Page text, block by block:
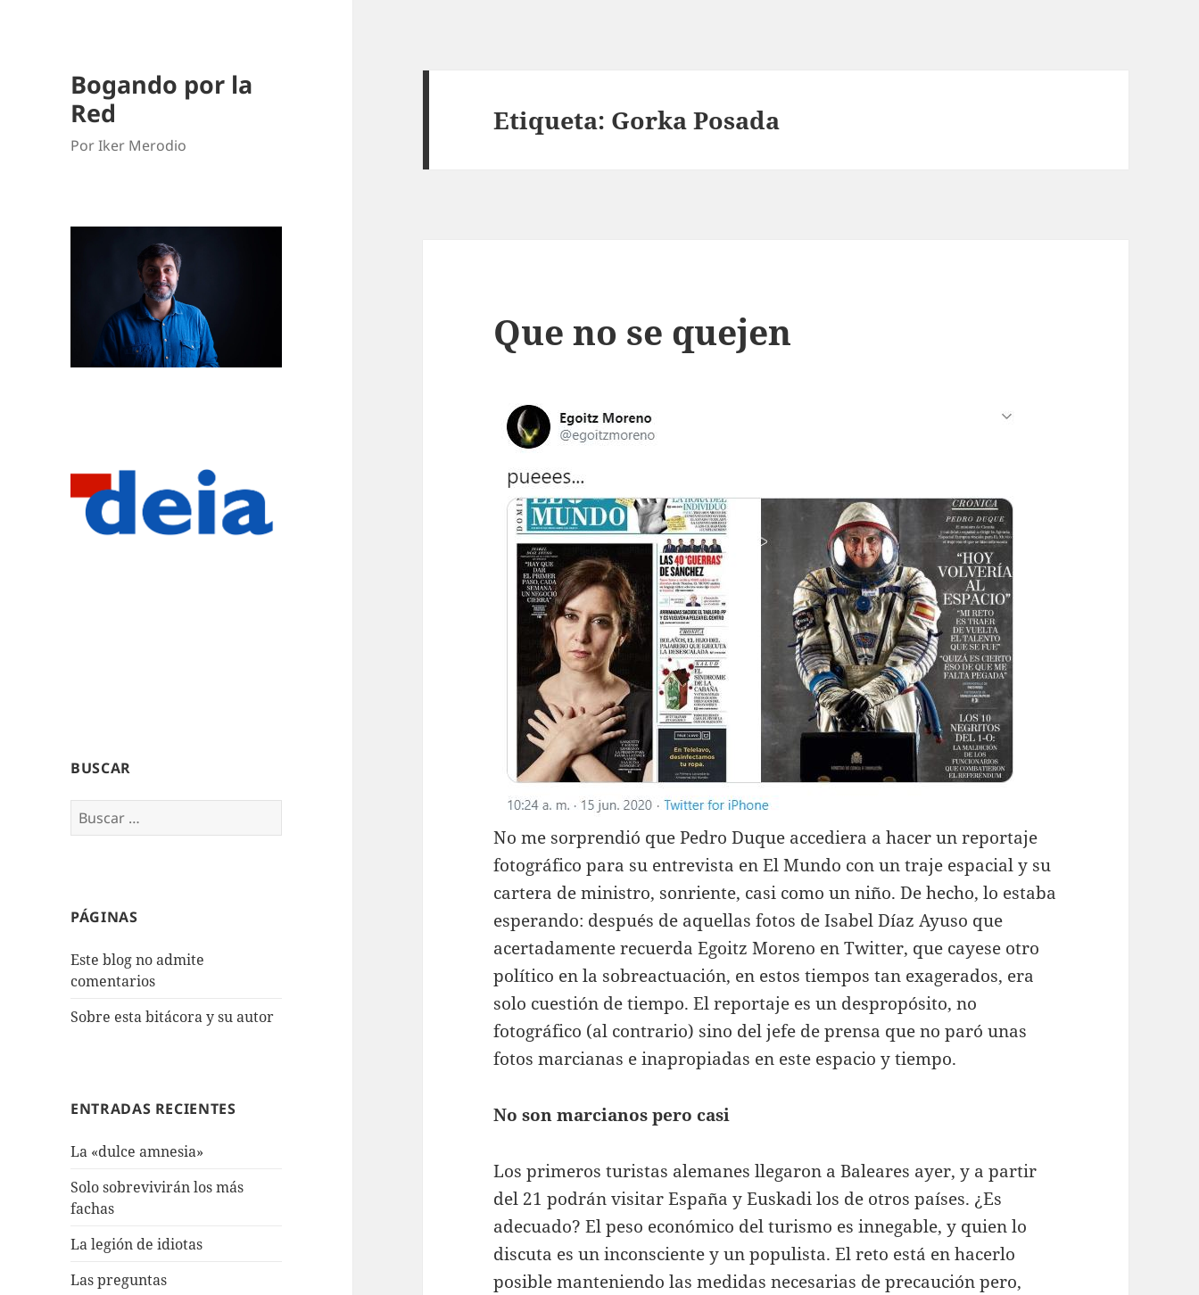
Bogando por la
Red
Por Iker Merodio
BUSCAR
Buscar:
PÁGINAS
Este blog no admite
comentarios
Sobre esta bitácora y su autor
ENTRADAS RECIENTES
La «dulce amnesia»
Solo sobrevivirán los más
fachas
La legión de idiotas
Las preguntas
Etiqueta: Gorka Posada
Que no se quejen
No me sorprendió que Pedro Duque accediera a hacer un reportaje
fotográfico para su entrevista en El Mundo con un traje espacial y su
cartera de ministro, sonriente, casi como un niño. De hecho, lo estaba
esperando: después de aquellas fotos de Isabel Díaz Ayuso que
acertadamente recuerda Egoitz Moreno en Twitter, que cayese otro
político en la sobreactuación, en estos tiempos tan exagerados, era
solo cuestión de tiempo. El reportaje es un despropósito, no
fotográfico (al contrario) sino del jefe de prensa que no paró unas
fotos marcianas e inapropiadas en este espacio y tiempo.
No son marcianos pero casi
Los primeros turistas alemanes llegaron a Baleares ayer, y a partir
del 21 podrán visitar España y Euskadi los de otros países. ¿Es
adecuado? El peso económico del turismo es innegable, y quien lo
discuta es un inconsciente y un populista. El reto está en hacerlo
posible manteniendo las medidas necesarias de precaución pero,